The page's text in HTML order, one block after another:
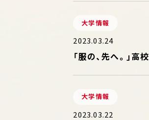
大学情報
2023.03.24
「服の、先へ。」
大学情報
2023.03.22